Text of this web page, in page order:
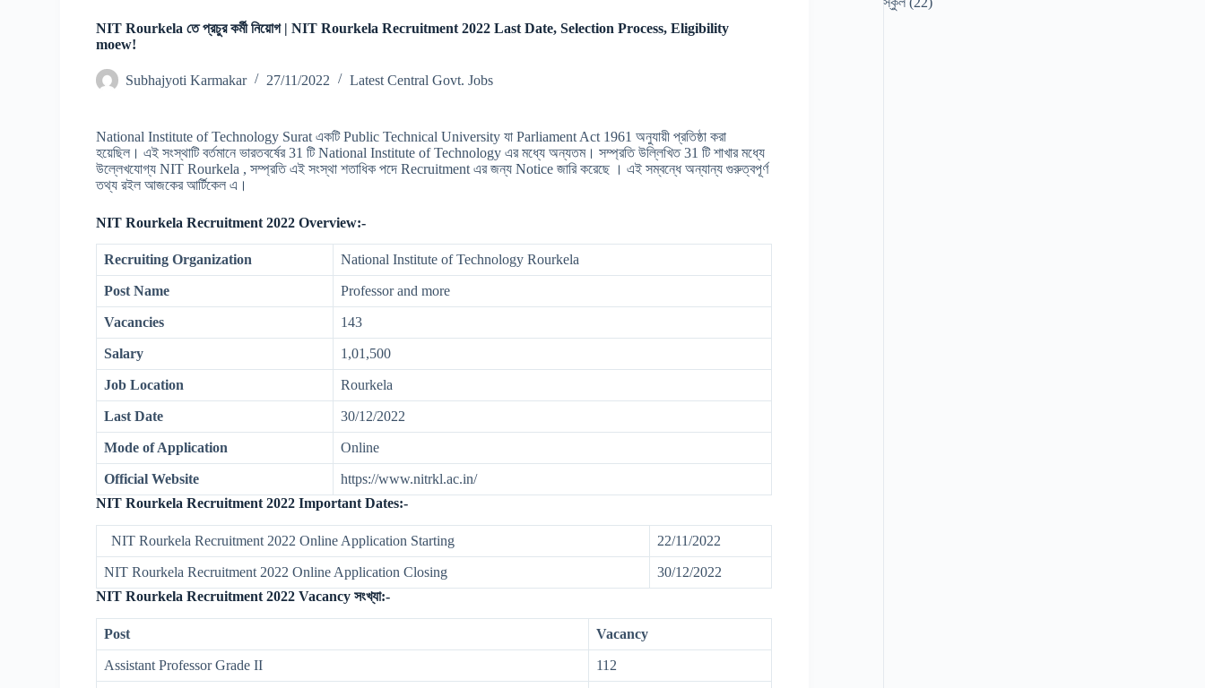
NIT Rourkela তে প্রচুর কর্মী নিয়োগ | NIT Rourkela Recruitment 2022 Last Date, Selection Process, Eligibility
moew!
Subhajyoti Karmakar 27/11/2022 Latest Central Govt. Jobs
National Institute of Technology Surat একটি Public Technical University যা Parliament Act 1961 অনুযায়ী প্রতিষ্ঠা করা
হয়েছিল। এই সংস্থাটি বর্তমানে ভারতবর্ষের 31 টি National Institute of Technology এর মধ্যে অন্যতম। সম্প্রতি উল্লিখিত 31 টি শাখার মধ্যে
উল্লেখযোগ্য NIT Rourkela , সম্প্রতি এই সংস্থা শতাধিক পদে Recruitment এর জন্য Notice জারি করেছে । এই সম্বন্ধে অন্যান্য গুরুত্বপূর্ণ
তথ্য রইল আজকের আর্টিকেল এ।
NIT Rourkela Recruitment 2022 Overview:-
Recruiting Organization National Institute of Technology Rourkela
Post Name Professor and more
Vacancies 143
Salary 1,01,500
Job Location Rourkela
Last Date 30/12/2022
Mode of Application Online
Official Website
https://www.nitrkl.ac.in/
NIT Rourkela Recruitment 2022 Important Dates:-
NIT Rourkela Recruitment 2022 Online Application Starting 22/11/2022
NIT Rourkela Recruitment 2022 Online Application Closing
30/12/2022
NIT Rourkela Recruitment 2022 Vacancy সংখ্যা:-
Post Vacancy
Assistant Professor Grade II 112